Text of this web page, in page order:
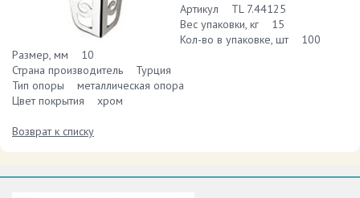
Артикул TL 7.44125
Вес упаковки, кг 15
Кол-во в упаковке, шт 100
Размер, мм 10
Страна производитель Турция
Тип опоры металлическая опора
Цвет покрытия хром
Возврат к списку